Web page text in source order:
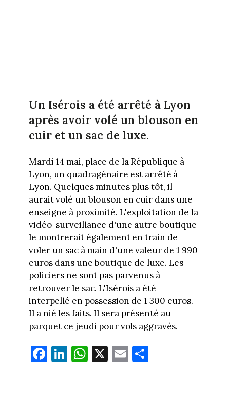
Un Isérois a été arrêté à Lyon
après avoir volé un blouson en
cuir et un sac de luxe.
Mardi 14 mai, place de la République à
Lyon, un quadragénaire est arrêté à
Lyon. Quelques minutes plus tôt, il
aurait volé un blouson en cuir dans une
enseigne à proximité. L'exploitation de la
vidéo-surveillance d'une autre boutique
le montrerait également en train de
voler un sac à main d'une valeur de 1 990
euros dans une boutique de luxe. Les
policiers ne sont pas parvenus à
retrouver le sac. L'Isérois a été
interpellé en possession de 1 300 euros.
Il a nié les faits. Il sera présenté au
parquet ce jeudi pour vols aggravés.
Fa
ce
Li
nk
W
ha
X E
m
Pa